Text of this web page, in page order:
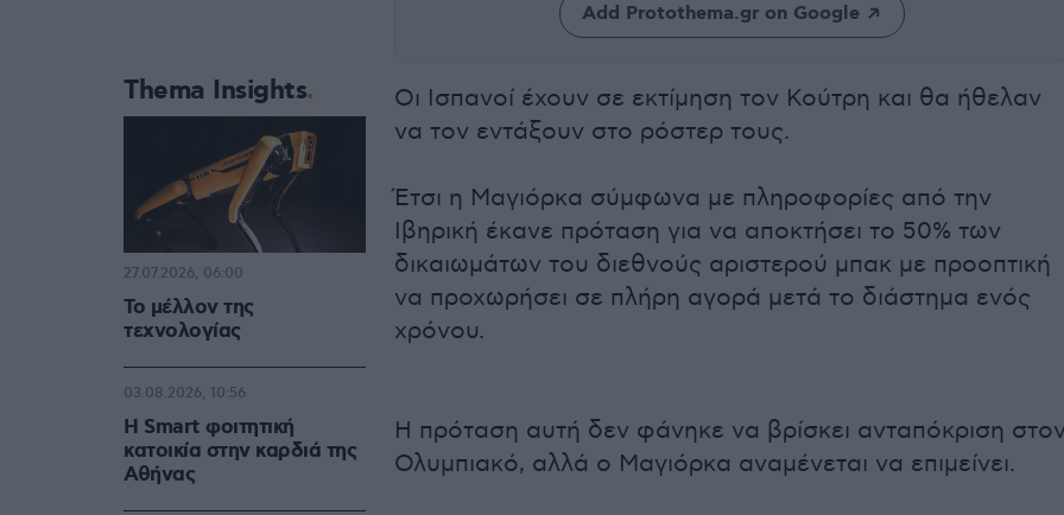
Add Protothema.gr on Google
Οι Ισπανοί έχουν σε εκτίμηση τον Κούτρη και θα ήθελαν
να τον εντάξουν στο ρόστερ τους.
Έτσι η Μαγιόρκα σύμφωνα με πληροφορίες από την
Ιβηρική έκανε πρόταση για να αποκτήσει το 50% των
δικαιωμάτων του διεθνούς αριστερού μπακ με προοπτική
να προχωρήσει σε πλήρη αγορά μετά το διάστημα ενός
χρόνου.
Η πρόταση αυτή δεν φάνηκε να βρίσκει ανταπόκριση
Ολυμπιακό, αλλά ο Μαγιόρκα αναμένεται να επιμείνει.
Thema Insights
Το μέλλον της
τεχνολογίας
27.07.2026, 06:00
Η Smart φοιτητική
κατοικία στην καρδιά της
Αθήνας
03.08.2026, 10:56